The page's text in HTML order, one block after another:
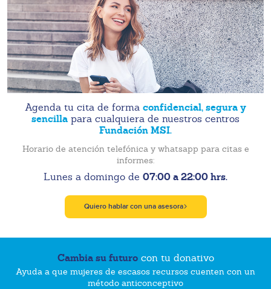
Agenda tu cita de forma confidencial, segura y
sencilla para cualquiera de nuestros centros
Fundación MSI.
Horario de atención telefónica y whatsapp para citas e
informes:
Lunes a domingo de 07:00 a 22:00 hrs.
Quiero hablar con una asesora
Cambia su futurocon tu donativo
Ayuda a que mujeres de escasos recursos cuenten con un
método anticonceptivo